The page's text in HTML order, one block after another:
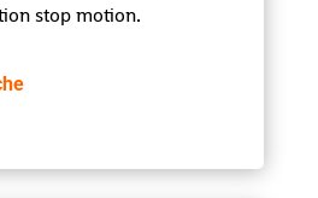
stop motion.